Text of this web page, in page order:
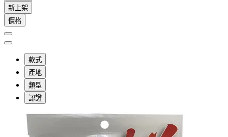
新上架
價格
款式
產地
類型
認證